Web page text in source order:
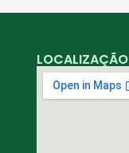
LOCALIZAÇÃO